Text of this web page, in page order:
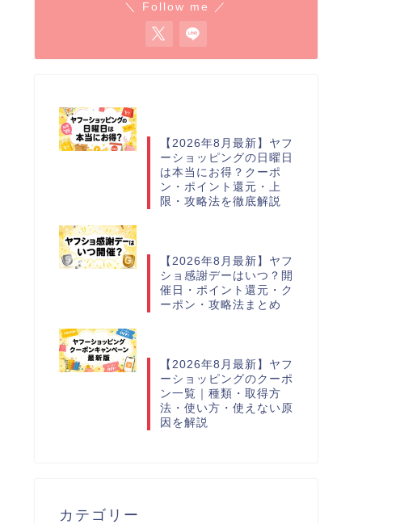
＼ Follow me ／
【2026年8月最新】ヤフ
ーショッピングの日曜日
は本当にお得？クーポ
ン・ポイント還元・上
限・攻略法を徹底解説
【2026年8月最新】ヤフ
ショ感謝デーはいつ？開
催日・ポイント還元・ク
ーポン・攻略法まとめ
【2026年8月最新】ヤフ
ーショッピングのクーポ
ン一覧｜種類・取得方
法・使い方・使えない原
因を解説
カテゴリー